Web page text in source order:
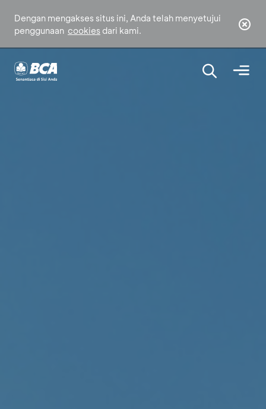
Dengan mengakses situs ini, Anda telah menyetujui
penggunaan cookies dari kami.